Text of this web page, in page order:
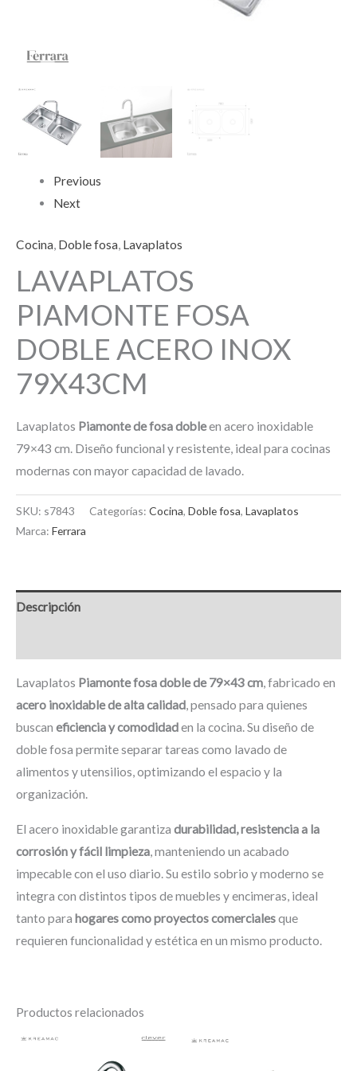
Previous
Next
Cocina, Doble fosa, Lavaplatos
LAVAPLATOS
PIAMONTE FOSA
DOBLE ACERO INOX
79X43CM
Lavaplatos Piamonte de fosa dobleen acero inoxidable
79×43 cm. Diseño funcional y resistente, ideal para cocinas
modernas con mayor capacidad de lavado.
SKU: s7843 Categorías: Cocina, Doble fosa, Lavaplatos
Marca: Ferrara
Descripción
Lavaplatos Piamonte fosa doble de 79×43 cm, fabricado en
acero inoxidable de alta calidad, pensado para quienes
buscan eficiencia y comodidaden la cocina. Su diseño de
doble fosa permite separar tareas como lavado de
alimentos y utensilios, optimizando el espacio y la
organización.
El acero inoxidable garantiza durabilidad, resistencia a la
corrosión y fácil limpieza , manteniendo un acabado
impecable con el uso diario. Su estilo sobrio y moderno se
integra con distintos tipos de muebles y encimeras, ideal
tanto para hogares como proyectos comercialesque
requieren funcionalidad y estética en un mismo producto.
Productos relacionados